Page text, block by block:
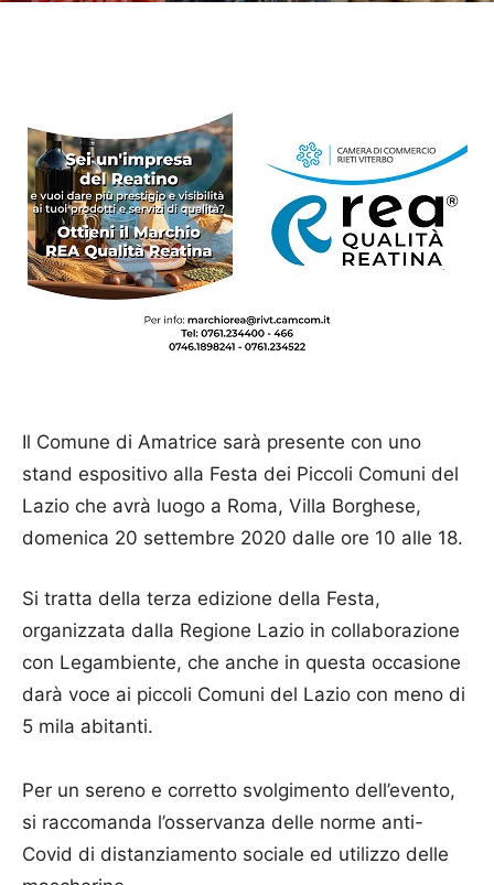
Il Comune di Amatrice sarà presente con uno
stand espositivo alla Festa dei Piccoli Comuni del
Lazio che avrà luogo a Roma, Villa Borghese,
domenica 20 settembre 2020 dalle ore 10 alle 18.
Si tratta della terza edizione della Festa,
organizzata dalla Regione Lazio in collaborazione
con Legambiente, che anche in questa occasione
darà voce ai piccoli Comuni del Lazio con meno di
5 mila abitanti.
Per un sereno e corretto svolgimento dell’evento,
si raccomanda l’osservanza delle norme anti-
Covid di distanziamento sociale ed utilizzo delle